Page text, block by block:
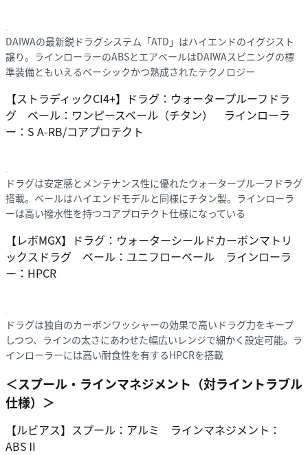
DAIWAの最新鋭ドラグシステム「ATD」はハイエンドのイグジスト
譲り。ラインローラーのABSとエアベールはDAIWAスピニングの標
準装備ともいえるベーシックかつ熟成されたテクノロジー
【ストラディックCI4+】ドラグ：ウォータープルーフドラ
グ ベール：ワンピースベール（チタン） ラインローラ
ー：S A-RB/コアプロテクト
ドラグは安定感とメンテナンス性に優れたウォータープルーフドラグ
搭載。ベールはハイエンドモデルと同様にチタン製。ラインローラ
ーは高い撥水性を持つコアプロテクト仕様になっている
【レボMGX】ドラグ：ウォーターシールドカーボンマトリ
ックスドラグ ベール：ユニフローベール ラインローラ
ー：HPCR
ドラグは独自のカーボンワッシャーの効果で高いドラグ力をキープ
しつつ、ラインの太さにあわせた幅広いレンジで細かく設定可能。ラ
インローラーには高い耐食性を有するHPCRを搭載
＜スプール・ラインマネジメント（対ライントラブル
仕様）＞
【ルビアス】スプール：アルミ ラインマネジメント：
ABSⅡ